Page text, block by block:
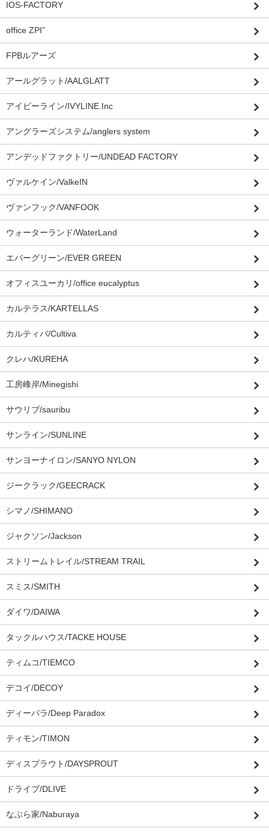
IOS-FACTORY
office ZPI”
FPBルアーズ
アールグラット/AALGLATT
アイビーライン/IVYLINE.Inc
アングラーズシステム/anglers system
アンデッドファクトリー/UNDEAD FACTORY
ヴァルケイン/ValkeIN
ヴァンフック/VANFOOK
ウォーターランド/WaterLand
エバーグリーン/EVER GREEN
オフィスユーカリ/office eucalyptus
カルテラス/KARTELLAS
カルティバ/Cultiva
クレハ/KUREHA
工房峰岸/Minegishi
サウリブ/sauribu
サンライン/SUNLINE
サンヨーナイロン/SANYO NYLON
ジークラック/GEECRACK
シマノ/SHIMANO
ジャクソン/Jackson
ストリームトレイル/STREAM TRAIL
スミス/SMITH
ダイワ/DAIWA
タックルハウス/TACKE HOUSE
ティムコ/TIEMCO
デコイ/DECOY
ディーパラ/Deep Paradox
ティモン/TIMON
ディスプラウト/DAYSPROUT
ドライブ/DLIVE
なぶら家/Naburaya